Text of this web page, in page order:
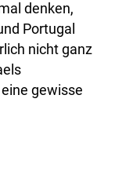
denken,
Portugal
nicht ganz
gewisse